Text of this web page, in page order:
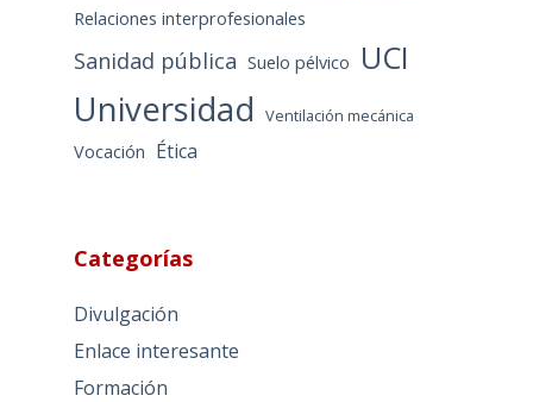
Relaciones interprofesionales
Sanidad pública Suelo pélvico UCI
Universidad Ventilación mecánica
Vocación Ética
Categorías
Divulgación
Enlace interesante
Formación